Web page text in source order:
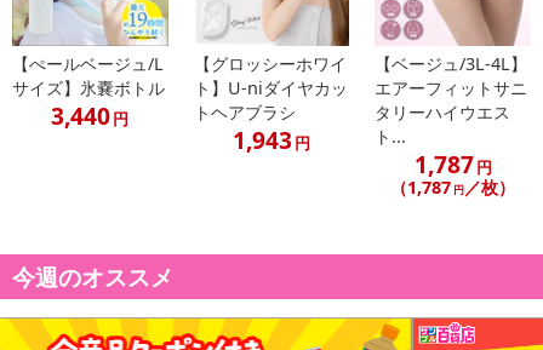
休業日
その他共通および商品カテゴリー別注意事項（※必ずご確認くだ
【ぺールベージュ/L
サイズ】氷嚢ボトル
3,440円
【グロッシーホワイ
ト】U-niダイヤカッ
トヘアブラシ
1,943円
【ベージュ/3L-4L】
エアーフィットサニ
タリーハイウエス
ト...
1,787円
（1,787 円／枚）
今週のオススメ